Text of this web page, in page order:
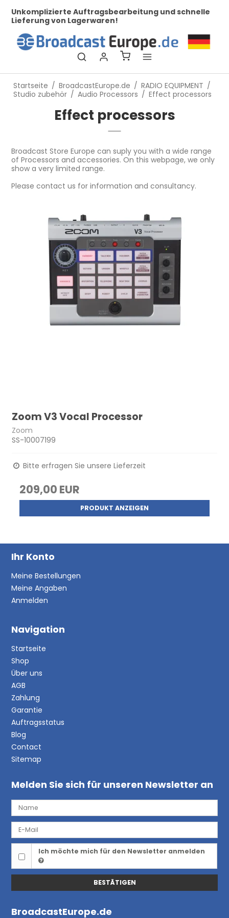
Unkomplizierte Auftragsbearbeitung und schnelle
Lieferung von Lagerwaren!
Startseite / BroadcastEurope.de / RADIO EQUIPMENT /
Studio zubehör / Audio Processors / Effect processors
Effect processors
Broadcast Store Europe can suply you with a wide range
of Processors and accessories. On this webpage, we only
show a very limited range.
Please contact us for information and consultancy.
Zoom V3 Vocal Processor
Zoom
SS-10007199
Bitte erfragen Sie unsere Lieferzeit
209,00 EUR
PRODUKT ANZEIGEN
Ihr Konto
Meine Bestellungen
Meine Angaben
Anmelden
Navigation
Startseite
Shop
Über uns
AGB
Zahlung
Garantie
Auftragsstatus
Blog
Contact
Sitemap
Melden Sie sich für unseren Newsletter an
Ich möchte mich für den Newsletter anmelden
BESTÄTIGEN
BroadcastEurope.de